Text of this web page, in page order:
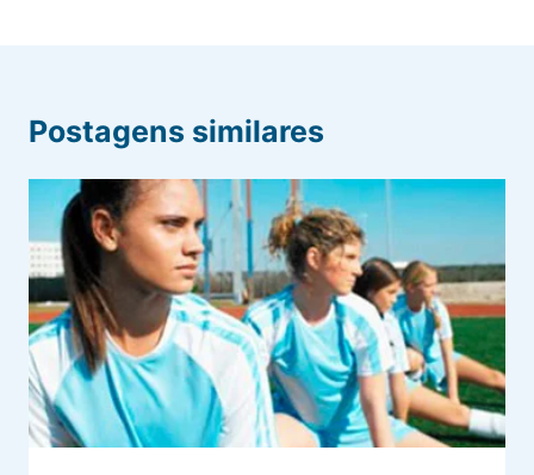
Postagens similares